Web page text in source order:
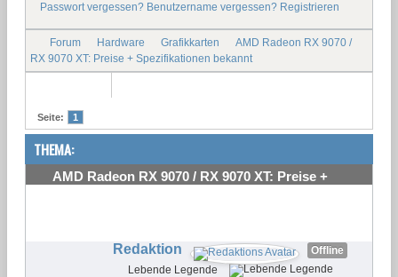
Passwort vergessen? Benutzername vergessen? Registrieren
Forum Hardware Grafikkarten
AMD Radeon RX 9070 /
RX 9070 XT: Preise + Spezifikationen bekannt
Seite: 1
THEMA:
AMD Radeon RX 9070 / RX 9070 XT: Preise +
Redaktion
Offline
Lebende Legende